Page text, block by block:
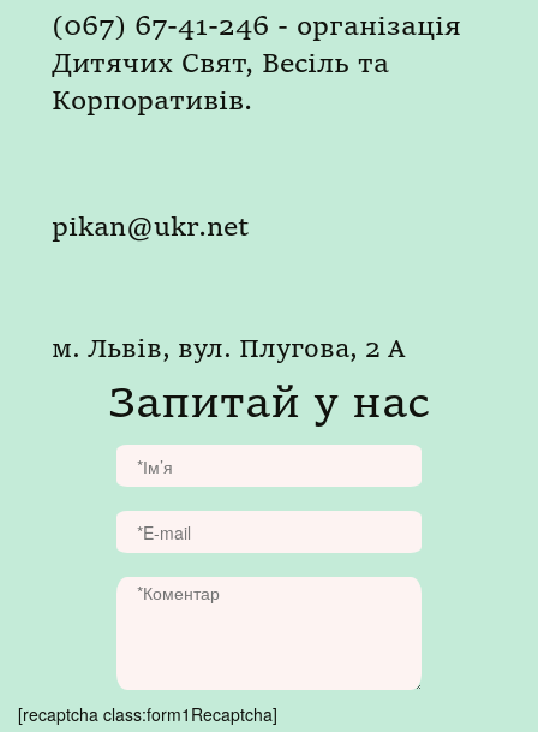
(067) 67-41-246 - організація
Дитячих Свят, Весіль та
Корпоративів.
pikan@ukr.net
м. Львів, вул. Плугова, 2 А
Запитай у нас
[recaptcha class:form1Recaptcha]